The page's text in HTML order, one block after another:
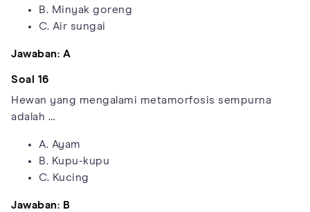
B. Minyak goreng
C. Air sungai
Jawaban: A
Soal 16
Hewan yang mengalami metamorfosis sempurna
adalah …
A. Ayam
B. Kupu-kupu
C. Kucing
Jawaban: B